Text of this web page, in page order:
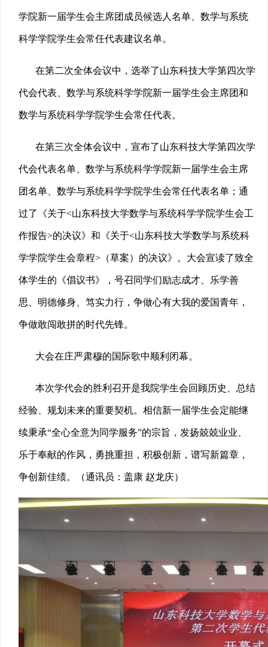
学院新一届学生会主席团成员候选人名单、数学与系统
科学学院学生会常任代表建议名单。
在第二次全体会议中，选举了山东科技大学第四次学
代会代表、数学与系统科学学院新一届学生会主席团和
数学与系统科学学院学生会常任代表。
在第三次全体会议中，宣布了山东科技大学第四次学
代会代表名单、数学与系统科学学院新一届学生会主席
团名单、数学与系统科学学院学生会常任代表名单；通
过了《关于<山东科技大学数学与系统科学学院学生会工
作报告>的决议》和《关于<山东科技大学数学与系统科
学学院学生会章程>（草案）的决议》。大会宣读了致全
体学生的《倡议书》，号召同学们励志成才、乐学善
思、明德修身、笃实力行，争做心有大我的爱国青年，
争做敢闯敢拼的时代先锋。
大会在庄严肃穆的国际歌中顺利闭幕。
本次学代会的胜利召开是我院学生会回顾历史、总结
经验、规划未来的重要契机。相信新一届学生会定能继
续秉承“全心全意为同学服务”的宗旨，发扬兢兢业业、
乐于奉献的作风，勇挑重担，积极创新，谱写新篇章，
争创新佳绩。（通讯员：盖康 赵龙庆）